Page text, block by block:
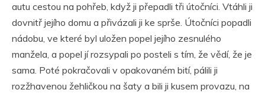
autu cestou na pohřeb, když ji přepadli tři útočníci. Vtáhli ji
dovnitř jejího domu a přivázali ji ke sprše. Útočníci popadli
nádobu, ve které byl uložen popel jejího zesnulého
manžela, a popel jí rozsypali po posteli s tím, že vědí, že je
sama. Poté pokračovali v opakovaném bití, pálili ji
rozžhavenou žehličkou na šaty a bili ji kusem provazu, na